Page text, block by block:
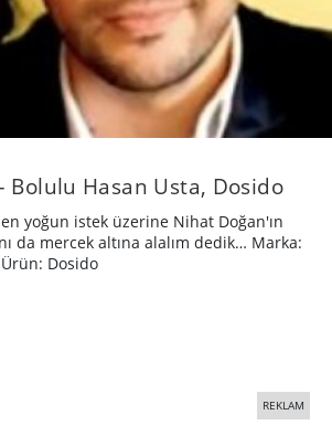
Bolulu Hasan Usta, Dosido
yoğun istek üzerine Nihat Doğan'ın
da mercek altına alalım dedik… Marka:
Dosido
REKLAM